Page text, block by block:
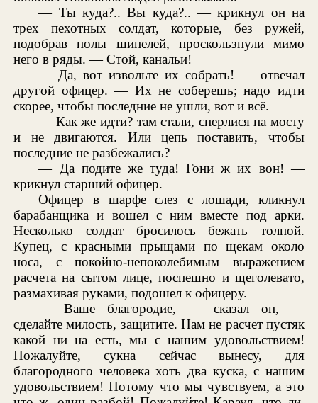
— Ты куда?.. Вы куда?.. — крикнул он на
трех пехотных солдат, которые, без ружей,
подобрав полы шинелей, проскользнули мимо
него в ряды. — Стой, канальи!
— Да, вот извольте их собрать! — отвечал
другой офицер. — Их не соберешь; надо идти
скорее, чтобы последние не ушли, вот и всё.
— Как же идти? там стали, сперлися на мосту
и не двигаются. Или цепь поставить, чтобы
последние не разбежались?
— Да подите же туда! Гони ж их вон! —
крикнул старший офицер.
Офицер в шарфе слез с лошади, кликнул
барабанщика и вошел с ним вместе под арки.
Несколько солдат бросилось бежать толпой.
Купец, с красными прыщами по щекам около
носа, с покойно-непоколебимым выражением
расчета на сытом лице, поспешно и щеголевато,
размахивая руками, подошел к офицеру.
— Ваше благородие, — сказал он, —
сделайте милость, защитите. Нам не расчет пустяк
какой ни на есть, мы с нашим удовольствием!
Пожалуйте, сукна сейчас вынесу, для
благородного человека хоть два куска, с нашим
удовольствием! Потому что мы чувствуем, а это